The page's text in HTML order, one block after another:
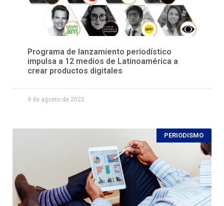
Programa de lanzamiento periodístico
impulsa a 12 medios de Latinoamérica a
crear productos digitales
9 de agosto de 2022
PERIODISMO